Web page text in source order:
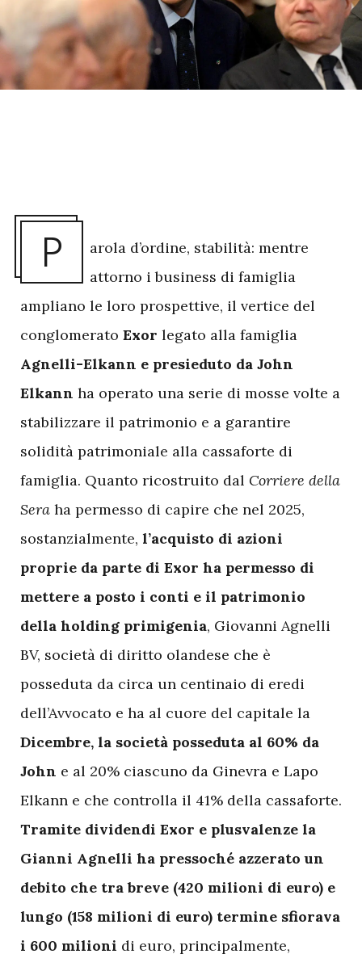
P
arola d’ordine, stabilità: mentre
attorno i business di famiglia
ampliano le loro prospettive, il vertice del
conglomerato Exor legato alla famiglia
Agnelli-Elkann e presieduto da John
Elkann ha operato una serie di mosse volte a
stabilizzare il patrimonio e a garantire
solidità patrimoniale alla cassaforte di
famiglia. Quanto ricostruito dal Corriere della
Sera ha permesso di capire che nel 2025,
sostanzialmente, l’acquisto di azioni
proprie da parte di Exor ha permesso di
mettere a posto i conti e il patrimonio
della holding primigenia, Giovanni Agnelli
BV, società di diritto olandese che è
posseduta da circa un centinaio di eredi
dell’Avvocato e ha al cuore del capitale la
Dicembre, la società posseduta al 60% da
John e al 20% ciascuno da Ginevra e Lapo
Elkann e che controlla il 41% della cassaforte.
Tramite dividendi Exor e plusvalenze la
Gianni Agnelli ha pressoché azzerato un
debito che tra breve (420 milioni di euro) e
lungo (158 milioni di euro) termine sfiorava
i 600 milioni di euro, principalmente,